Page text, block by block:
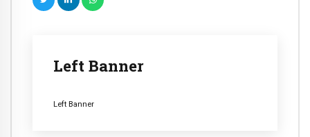
Left Banner
Left Banner